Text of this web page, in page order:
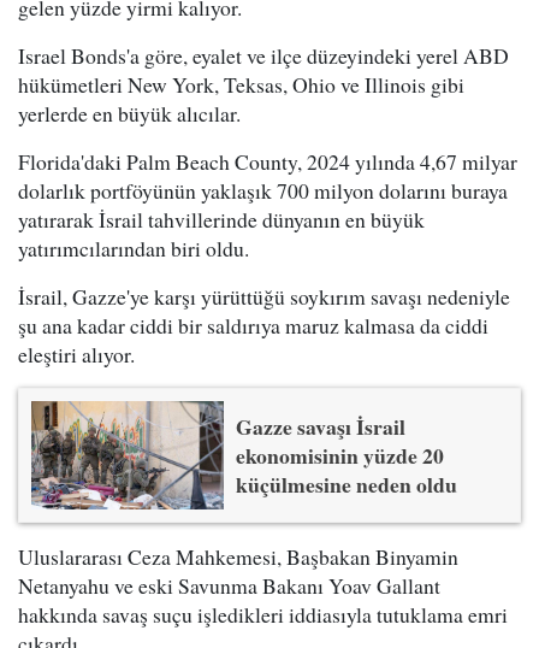
gelen yüzde yirmi kalıyor.
Israel Bonds'a göre, eyalet ve ilçe düzeyindeki yerel ABD
hükümetleri New York, Teksas, Ohio ve Illinois gibi
yerlerde en büyük alıcılar.
Florida'daki Palm Beach County, 2024 yılında 4,67 milyar
dolarlık portföyünün yaklaşık 700 milyon dolarını buraya
yatırarak İsrail tahvillerinde dünyanın en büyük
yatırımcılarından biri oldu.
İsrail, Gazze'ye karşı yürüttüğü soykırım savaşı nedeniyle
şu ana kadar ciddi bir saldırıya maruz kalmasa da ciddi
eleştiri alıyor.
Gazze savaşı İsrail
ekonomisinin yüzde 20
küçülmesine neden oldu
Uluslararası Ceza Mahkemesi, Başbakan Binyamin
Netanyahu ve eski Savunma Bakanı Yoav Gallant
hakkında savaş suçu işledikleri iddiasıyla tutuklama emri